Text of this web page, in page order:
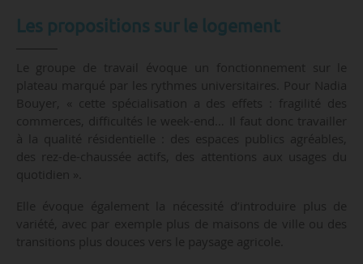
Les propositions sur le logement
Le groupe de travail évoque un fonctionnement sur le
plateau marqué par les rythmes universitaires. Pour Nadia
Bouyer, « cette spécialisation a des effets : fragilité des
commerces, difficultés le week-end… Il faut donc travailler
à la qualité résidentielle : des espaces publics agréables,
des rez-de-chaussée actifs, des attentions aux usages du
quotidien ».
Elle évoque également la nécessité d’introduire plus de
variété, avec par exemple plus de maisons de ville ou des
transitions plus douces vers le paysage agricole.